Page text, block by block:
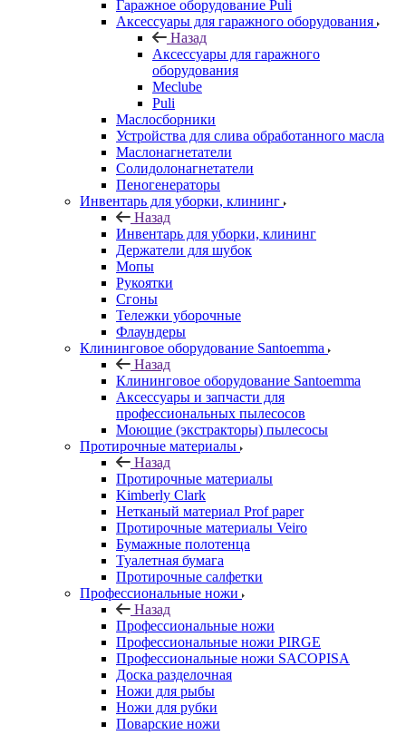
Гаражное оборудование Puli
Аксессуары для гаражного оборудования
Назад
Аксессуары для гаражного
оборудования
Meclube
Puli
Маслосборники
Устройства для слива обработанного масла
Маслонагнетатели
Солидолонагнетатели
Пеногенераторы
Инвентарь для уборки, клининг
Назад
Инвентарь для уборки, клининг
Держатели для шубок
Мопы
Рукоятки
Сгоны
Тележки уборочные
Флаундеры
Клининговое оборудование Santoemma
Назад
Клининговое оборудование Santoemma
Аксессуары и запчасти для
профессиональных пылесосов
Моющие (экстракторы) пылесосы
Протирочные материалы
Назад
Протирочные материалы
Kimberly Clark
Нетканый материал Prof paper
Протирочные материалы Veiro
Бумажные полотенца
Туалетная бумага
Протирочные салфетки
Профессиональные ножи
Назад
Профессиональные ножи
Профессиональные ножи PIRGE
Профессиональные ножи SACOPISA
Доска разделочная
Ножи для рыбы
Ножи для рубки
Поварские ножи